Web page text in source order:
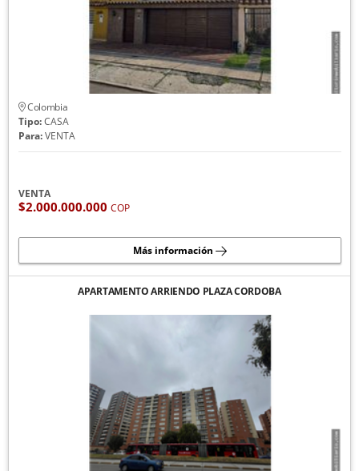
Colombia
Tipo:CASA
Para:VENTA
VENTA
$2.000.000.000 COP
Más información
APARTAMENTO ARRIENDO PLAZA CORDOBA